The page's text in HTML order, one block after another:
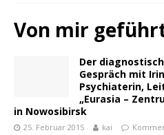
Von mir
Der
Gespräch mit
Psychiaterin,
„Eurasia –
in Nowosibirsk
25. Februar 2015 kai